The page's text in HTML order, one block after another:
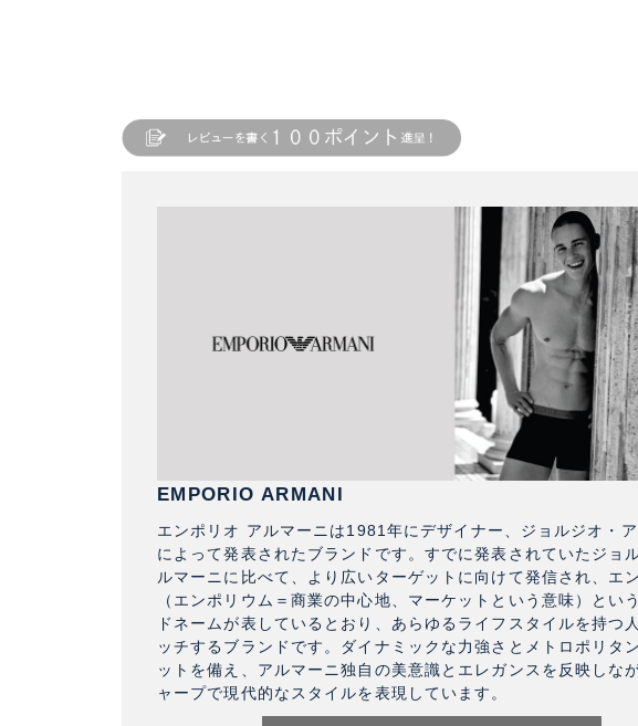
EMPORIO ARMANI
エンポリオ アルマーニは1981年にデザイナー、ジョルジオ・
によって発表されたブランドです。すでに発表されていたジョ
ルマーニに比べて、より広いターゲットに向けて発信され、エ
（エンポリウム＝商業の中心地、マーケットという意味）とい
ドネームが表しているとおり、あらゆるライフスタイルを持つ
ッチするブランドです。ダイナミックな力強さとメトロポリタ
ットを備え、アルマーニ独自の美意識とエレガンスを反映しな
ャープで現代的なスタイルを表現しています。